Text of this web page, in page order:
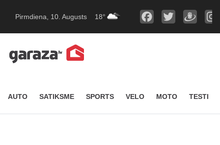
Pirmdiena, 10. Augusts 18°
AUTO SATIKSME SPORTS VELO MOTO TESTI